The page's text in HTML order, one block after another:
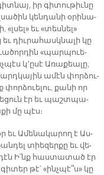
իր գի­տու­թիւ­նը
կեն­դա­նի օ­րի­նա­
եւ «տես­նել»
դիւ­րա­հասկ­նա­լի կը
«պար­պուե­
կ՚ը­սէ Ա­ռա­քեա­լը,
ա­մէն փոր­ձու­
փոր­ձուե­լու, քա­նի որ
էր եւ պաշտ­պա­
մը պէս։
եւ Ա­մե­նա­կա­րող է Աս­
տիե­զեր­քը եւ վե­
Ի՛նք հաս­տա­տած էր
թէ՝ «ինչ­պէ՞ս» կը